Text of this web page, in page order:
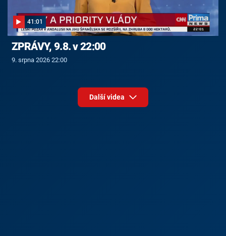
41:01
ZPRÁVY, 9.8. v 22:00
9. srpna 2026 22:00
Další videa